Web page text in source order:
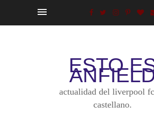
ESTO
actualidad del liverpool
castellano.